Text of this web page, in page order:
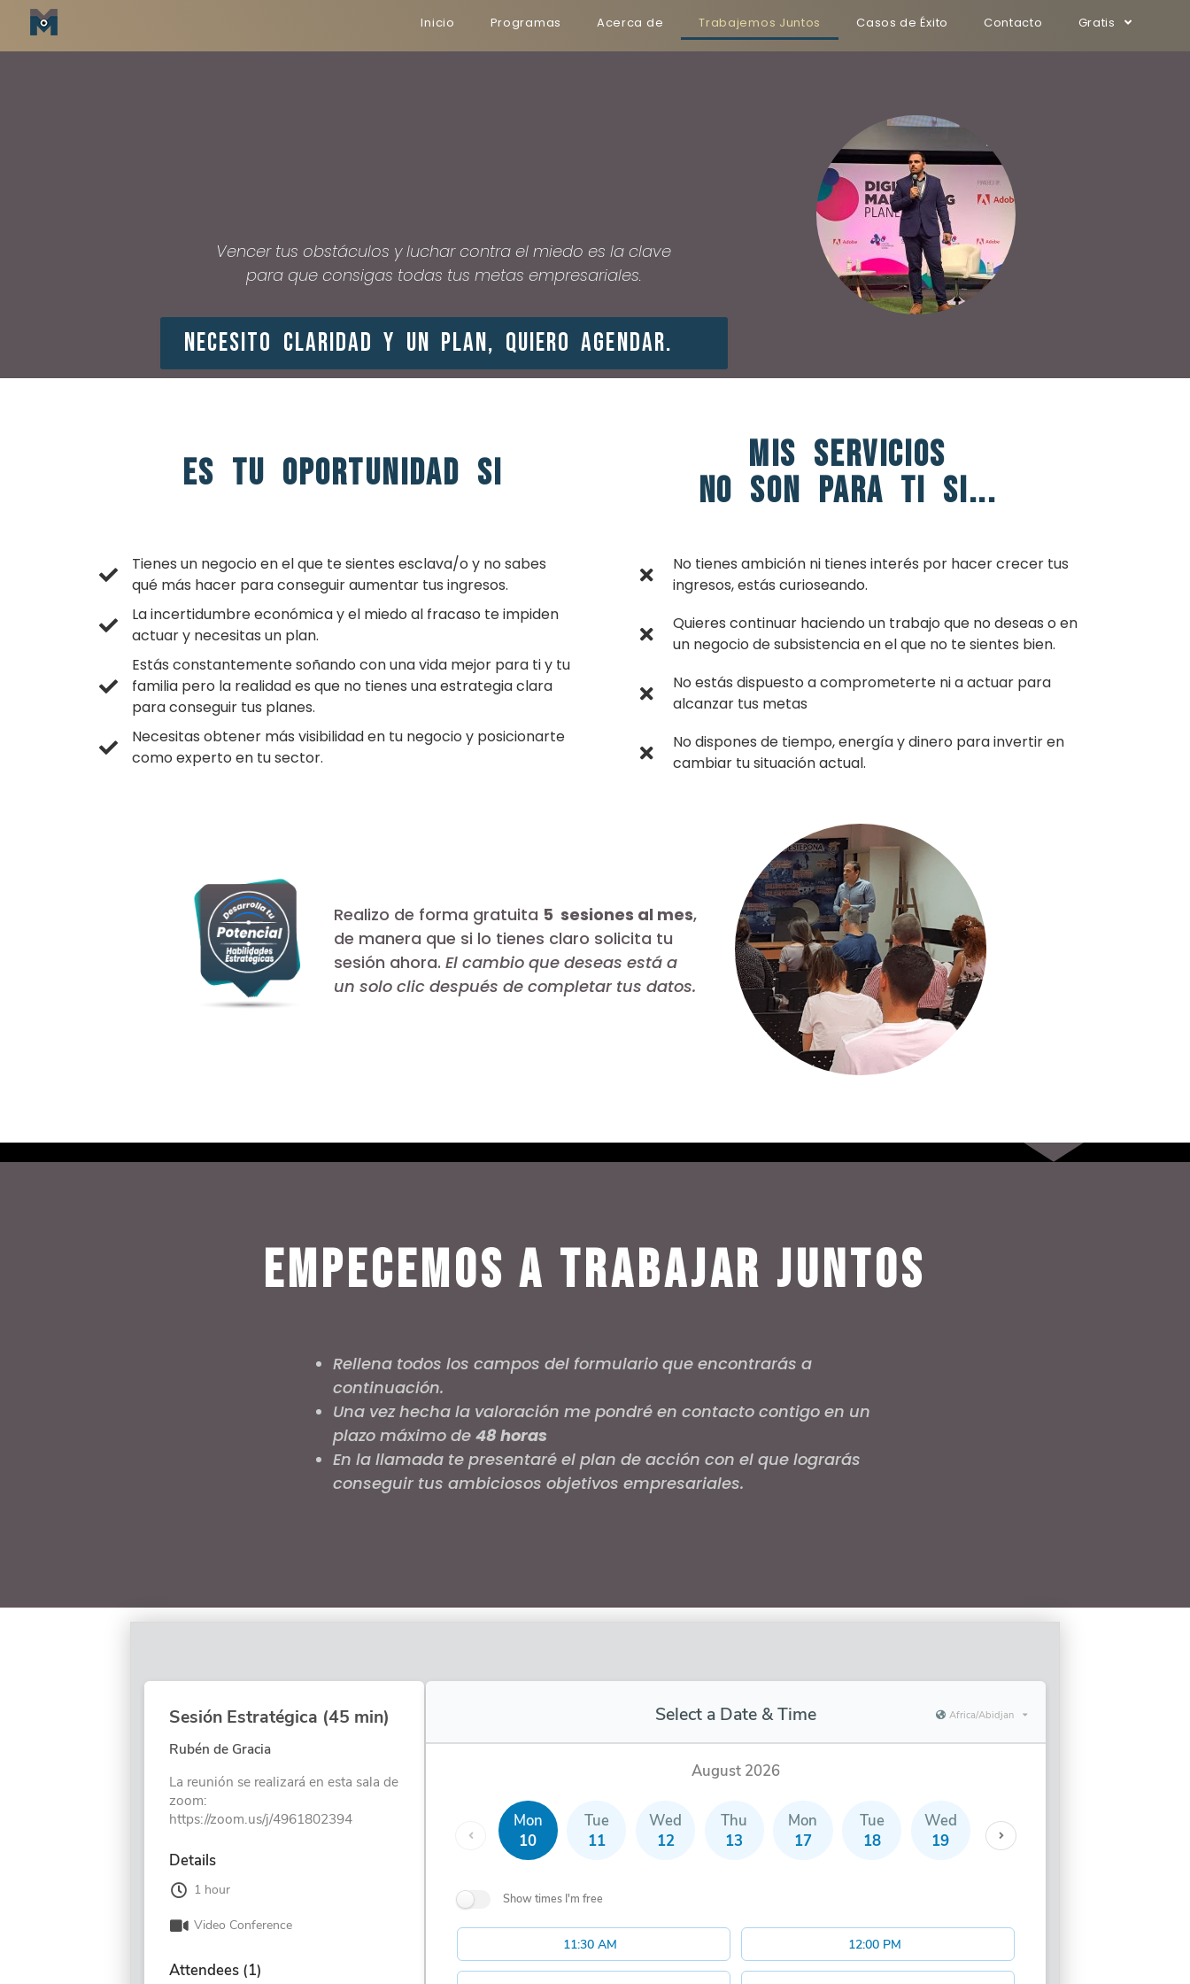
Inicio Programas Acerca de Trabajemos Juntos Casos de Éxito Contacto Gratis
Vencer tus obstáculos y luchar contra el miedo es la clave
para que consigas todas tus metas empresariales.
necesito claridad y un plan, quiero agendar.
Es tu oportunidad si
Mis servicios
no son para ti si...
Tienes un negocio en el que te sientes esclava/o y no sabes
qué más hacer para conseguir aumentar tus ingresos.
La incertidumbre económica y el miedo al fracaso te impiden
actuar y necesitas un plan.
Estás constantemente soñando con una vida mejor para ti y tu
familia pero la realidad es que no tienes una estrategia clara
para conseguir tus planes.
Necesitas obtener más visibilidad en tu negocio y posicionarte
como experto en tu sector.
No tienes ambición ni tienes interés por hacer crecer tus
ingresos, estás curioseando.
Quieres continuar haciendo un trabajo que no deseas o en
un negocio de subsistencia en el que no te sientes bien.
No estás dispuesto a comprometerte ni a actuar para
alcanzar tus metas
No dispones de tiempo, energía y dinero para invertir en
cambiar tu situación actual.
Realizo de forma gratuita 5 sesiones al mes,
de manera que si lo tienes claro solicita tu
sesión ahora. El cambio que deseas está a
un solo clic después de completar tus datos.
Empecemos a trabajar juntos
Rellena todos los campos del formulario que encontrarás a
continuación.
Una vez hecha la valoración me pondré en contacto contigo en un
plazo máximo de 48 horas
En la llamada te presentaré el plan de acción con el que lograrás
conseguir tus ambiciosos objetivos empresariales.